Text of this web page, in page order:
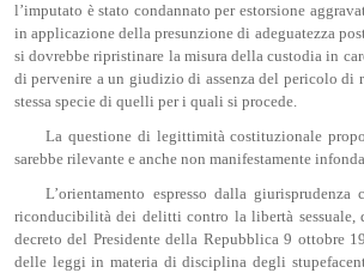
l’imputato è stato condannato per estorsione
in applicazione della presunzione di adeguatezza
si dovrebbe ripristinare la misura della custodia in
di pervenire a un giudizio di assenza del pericolo di
stessa specie di quelli per i quali si procede.
La questione di legittimità costituzionale
sarebbe rilevante e anche non manifestamente
L’orientamento espresso dalla
riconducibilità dei delitti contro la libertà sessuale,
decreto del Presidente della Repubblica 9 ottobre
delle leggi in materia di disciplina degli